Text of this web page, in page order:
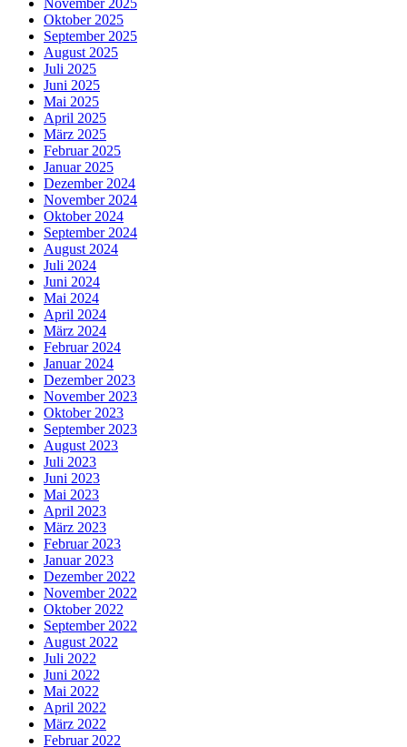
Oktober 2025
September 2025
August 2025
Juli 2025
Juni 2025
Mai 2025
April 2025
März 2025
Februar 2025
Januar 2025
Dezember 2024
November 2024
Oktober 2024
September 2024
August 2024
Juli 2024
Juni 2024
Mai 2024
April 2024
März 2024
Februar 2024
Januar 2024
Dezember 2023
November 2023
Oktober 2023
September 2023
August 2023
Juli 2023
Juni 2023
Mai 2023
April 2023
März 2023
Februar 2023
Januar 2023
Dezember 2022
November 2022
Oktober 2022
September 2022
August 2022
Juli 2022
Juni 2022
Mai 2022
April 2022
März 2022
Februar 2022